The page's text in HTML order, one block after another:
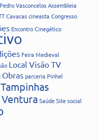
VasconcelosAssembleia
Cavacascineasta Congresso
Encontro Cinegético
Feira Medieval
Local Visão TV
Obrasparceria Pinhel
SaúdeSitesocial